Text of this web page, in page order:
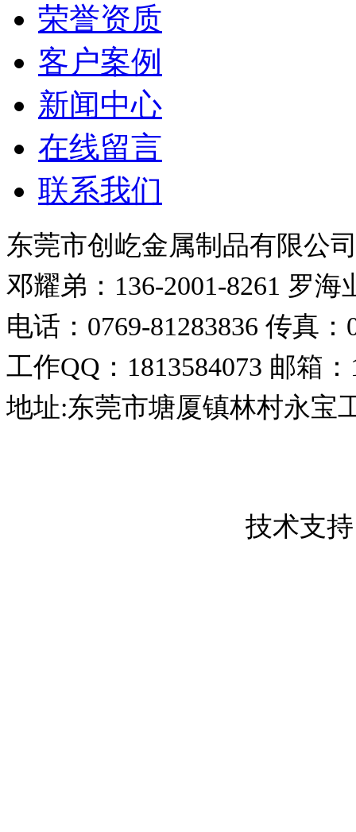
荣誉资质
客户案例
新闻中心
在线留言
联系我们
东莞市创屹金属制品有限公
邓耀弟：136-2001-8261 罗海
电话：0769-81283836 传真：
工作QQ：1813584073 邮箱：
地址:东莞市塘厦镇林村永宝
技术支